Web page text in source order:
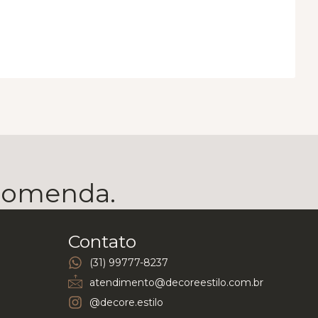
Contato
(31) 99777-8237
atendimento@decoreestilo.com.br
@decore.estilo